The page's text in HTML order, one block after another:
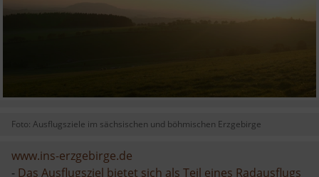
Foto: Ausflugsziele im sächsischen und böhmischen Erzgebirge
www.ins-erzgebirge.de
- Das Ausflugsziel bietet sich als Teil eines Radausflugs